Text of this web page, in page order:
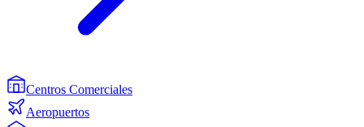
Centros Comerciales
Aeropuertos